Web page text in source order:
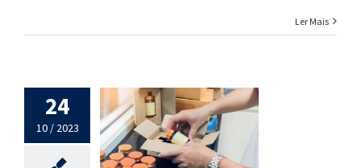
Ler Mais
24
10 / 2023
Pequenas tiragens:
conheça sua
praticidade